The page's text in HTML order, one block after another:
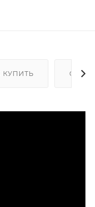
КУПИТЬ